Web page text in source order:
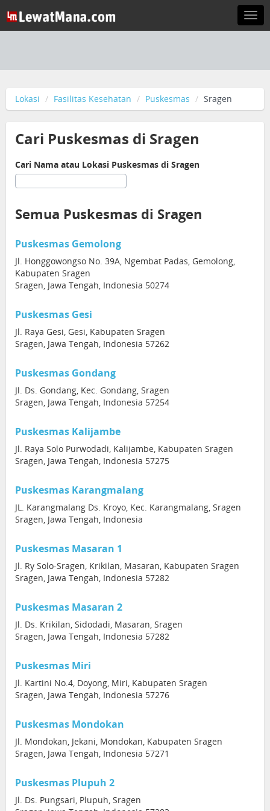
Lokasi Fasilitas Kesehatan Puskesmas Sragen
Cari Puskesmas di Sragen
Cari Nama atau Lokasi Puskesmas di Sragen
Semua Puskesmas di Sragen
Puskesmas Gemolong
Jl. Honggowongso No. 39A, Ngembat Padas, Gemolong,
Kabupaten Sragen
Sragen, Jawa Tengah, Indonesia 50274
Puskesmas Gesi
Jl. Raya Gesi, Gesi, Kabupaten Sragen
Sragen, Jawa Tengah, Indonesia 57262
Puskesmas Gondang
Jl. Ds. Gondang, Kec. Gondang, Sragen
Sragen, Jawa Tengah, Indonesia 57254
Puskesmas Kalijambe
Jl. Raya Solo Purwodadi, Kalijambe, Kabupaten Sragen
Sragen, Jawa Tengah, Indonesia 57275
Puskesmas Karangmalang
JL. Karangmalang Ds. Kroyo, Kec. Karangmalang, Sragen
Sragen, Jawa Tengah, Indonesia
Puskesmas Masaran 1
Jl. Ry Solo-Sragen, Krikilan, Masaran, Kabupaten Sragen
Sragen, Jawa Tengah, Indonesia 57282
Puskesmas Masaran 2
Jl. Ds. Krikilan, Sidodadi, Masaran, Sragen
Sragen, Jawa Tengah, Indonesia 57282
Puskesmas Miri
Jl. Kartini No.4, Doyong, Miri, Kabupaten Sragen
Sragen, Jawa Tengah, Indonesia 57276
Puskesmas Mondokan
Jl. Mondokan, Jekani, Mondokan, Kabupaten Sragen
Sragen, Jawa Tengah, Indonesia 57271
Puskesmas Plupuh 2
Jl. Ds. Pungsari, Plupuh, Sragen